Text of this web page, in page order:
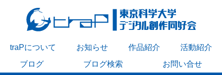
traPについて お知らせ 作品紹介
活動紹介
ブログ
ブログ検索 お問い合せ